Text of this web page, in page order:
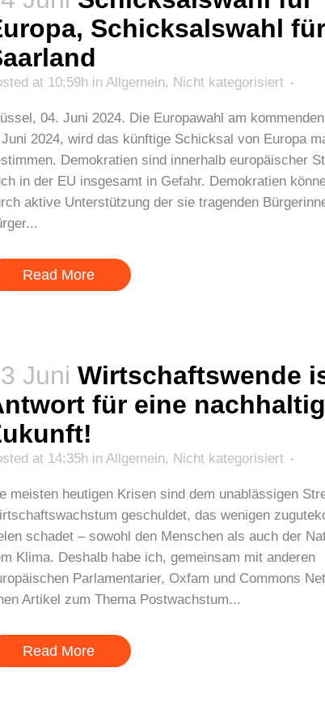
Schicksalswahl
at 10:59h in Allgemein, Nicht kategorisiert
04. Juni 2024. Die Europawahl am
2024, wird das künftige Schicksal von Europa
Demokratien sind innerhalb europäischer
in der EU insgesamt in Gefahr. Demokratien
aktive Unterstützung der sie tragenden
Read More
Juni Wirtschaftswende
für eine
at 14:35h in Allgemein, Nicht kategorisiert
meisten heutigen Krisen sind dem unablässigen
geschuldet, das wenigen
schadet – sowohl den Menschen als auch der
Klima. Deshalb habe ich, gemeinsam mit anderen
Parlamentarier, Oxfam und Commons
Artikel zum Thema Postwachstum...
Read More